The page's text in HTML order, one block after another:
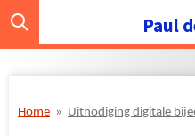
Ga
hoofdinhoud
Paul
Home » Uitnodiging digitale